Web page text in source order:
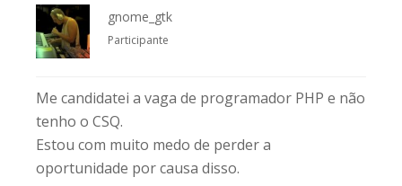
gnome_gtk
Participante
Me candidatei a vaga de programador PHP e não
tenho o CSQ.
Estou com muito medo de perder a
oportunidade por causa disso.